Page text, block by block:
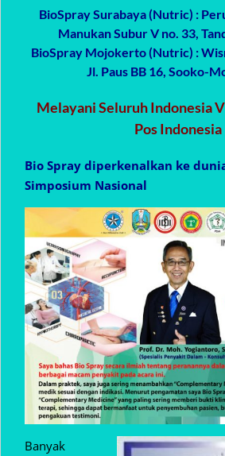
BioSpray Surabaya (Nutric) :
Manukan Subur V no. 33,
BioSpray Mojokerto (Nutric) :
Jl. Paus BB 16, Sooko-
Melayani Seluruh Indonesia
Pos Indonesia
Bio Spray diperkenalkan ke
Simposium Nasional
Banyak